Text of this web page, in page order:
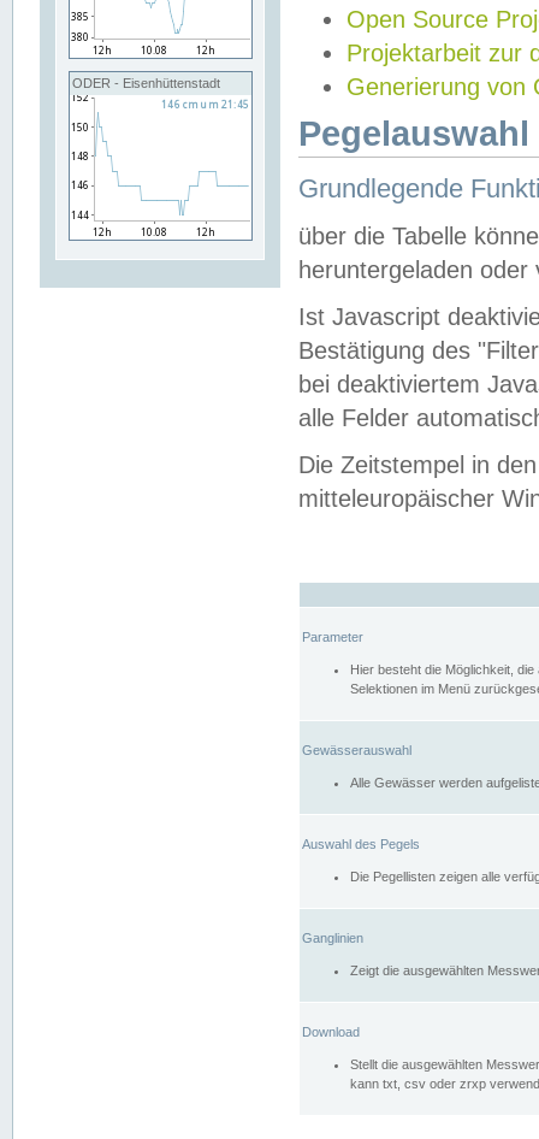
ODER - Eisenhüttenstadt
Open Source
Projektarbeit zur
Generierung von
Grundlegende
über die Tabelle
heruntergeladen oder
Ist Javascript
Bestätigung des
bei deaktiviertem
alle Felder
Die Zeitstempel in
mitteleuropäischer
Parameter
Hier besteht die Möglichkeit,
Selektionen im Menü
Gewässerauswahl
Alle Gewässer werden
Auswahl des Pegels
Die Pegellisten zeigen alle
Ganglinien
Zeigt die ausgewählten
Download
Stellt die ausgewählten
kann txt, csv oder zrxp